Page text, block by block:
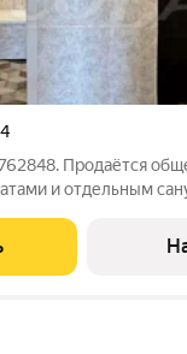
Продаётся
и отдельным
современная
счётчики